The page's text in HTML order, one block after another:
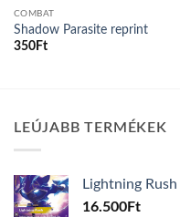
COMBAT
Shadow Parasite reprint
350Ft
LEÚJABB TERMÉKEK
Lightning Rush
16.500Ft